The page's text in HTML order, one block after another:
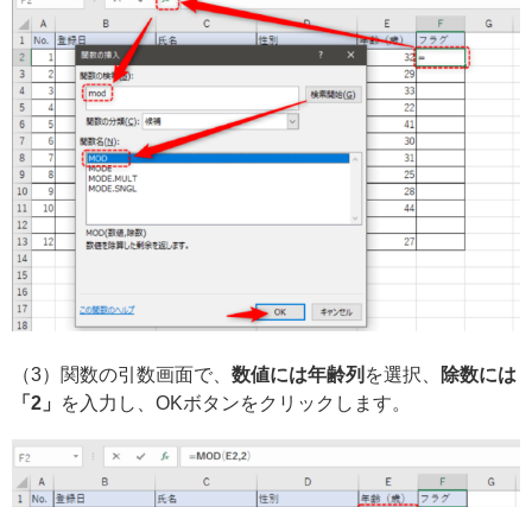
（3）関数の引数画面で、 数値には年齢列 を選択、
除数には
「2」
を入力し、OKボタンをクリックします。